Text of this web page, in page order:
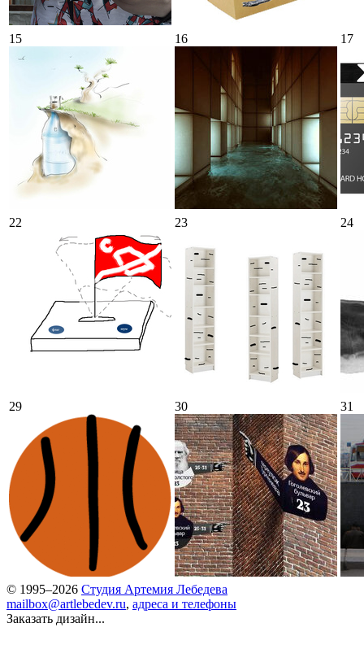
15 16 17
22 23 24
29 30 31
© 1995–2026 Студия Артемия Лебедева
mailbox@artlebedev.ru, адреса и телефоны
Заказать дизайн...